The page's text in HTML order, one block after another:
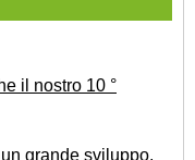
il nostro 10 °
grande sviluppo,